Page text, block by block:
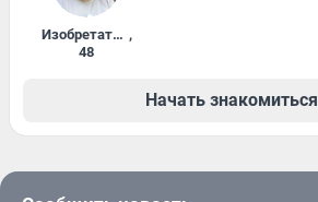
Изобретатель ,
48
Начать знакомиться